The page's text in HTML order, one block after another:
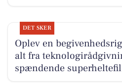
DET SKER
Oplev en
alt fra
spændende